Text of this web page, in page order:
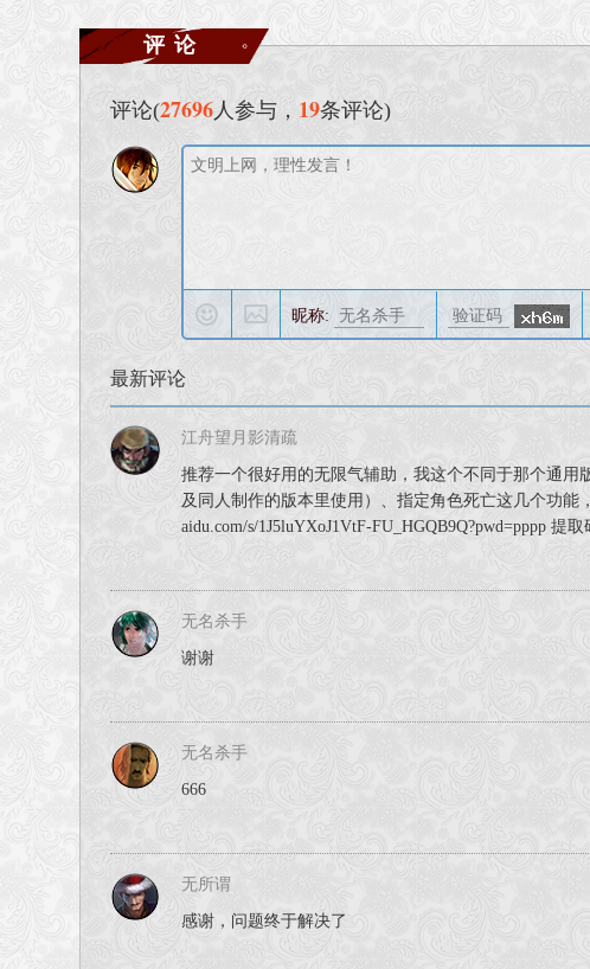
评论
评论(27696 人参与， 19条评论)
昵称:
最新评论
江舟望月影清疏
推荐一个很好用的无限气辅助，我这个不同于那个通
及同人制作的版本里使用）、指定角色死亡这几个功能
aidu.com/s/1J5luYXoJ1VtF-FU_HGQB9Q?pwd=pppp 提取
无名杀手
谢谢
无名杀手
666
无所谓
感谢，问题终于解决了